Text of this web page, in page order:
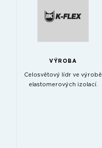
VÝROBA
Celosvětový lídr ve výrobě
elastomerových izolací.